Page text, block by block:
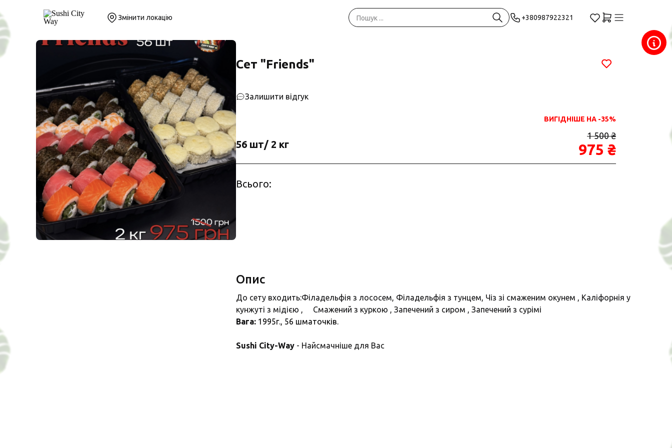
Змінити локацію +380987922321
Сет "Friends"
Залишити відгук
ВИГІДНІШЕ НА -35%
56 шт/ 2 кг
1 500 ₴
975 ₴
Всього:
Опис
До сету входить:Філадельфія з лососем, Філадельфія з тунцем, Чіз зі смаженим окунем , Каліфорнія у
кунжуті з мідією , Смажений з куркою , Запечений з сиром , Запечений з сурімі
Вага: 1995г., 56 шматочків.
Sushi City-Way - Найсмачніше для Вас